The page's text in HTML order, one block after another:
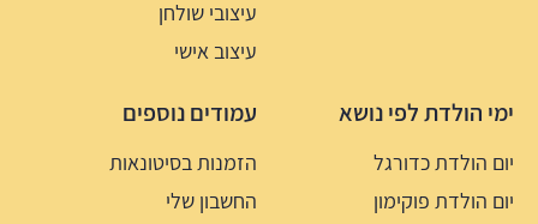
עיצובי שולחן
עיצוב אישי
ימי הולדת לפי נושא
יום הולדת כדורגל
יום הולדת פוקימון
עמודים נוספים
הזמנות בסיטונאות
החשבון שלי